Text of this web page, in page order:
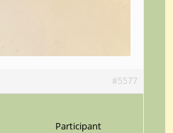
#5577
Participant